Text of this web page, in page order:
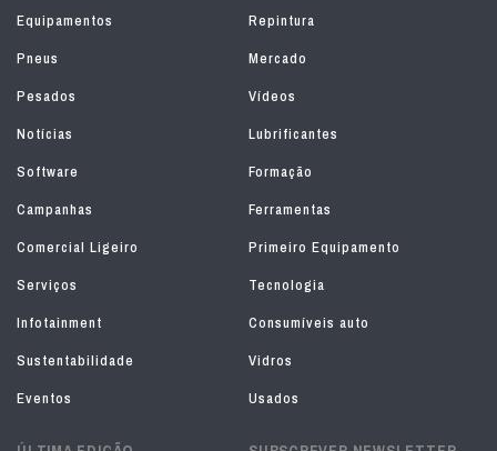
Equipamentos
Repintura
Pneus
Mercado
Pesados
Vídeos
Notícias
Lubrificantes
Software
Formação
Campanhas
Ferramentas
Comercial Ligeiro
Primeiro Equipamento
Serviços
Tecnologia
Infotainment
Consumíveis auto
Sustentabilidade
Vidros
Eventos
Usados